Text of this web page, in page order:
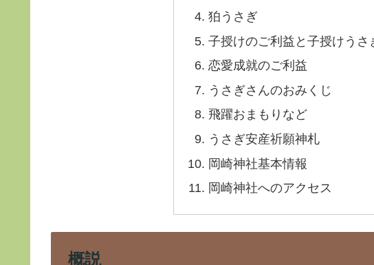
狛うさぎ
子授けのご利益と子授けうさ
恋愛成就のご利益
うさぎさんのおみくじ
飛躍おまもりなど
うさぎ安産祈願神札
岡崎神社基本情報
岡崎神社へのアクセス
概説